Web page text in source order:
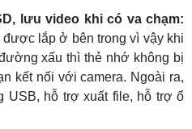
lưu video khi có va chạm:
lắp ở bên trong vì vậy khi
xấu thì thẻ nhớ không bị
kết nối với camera. Ngoài ra,
USB, hỗ trợ xuất file, hỗ trợ ổ